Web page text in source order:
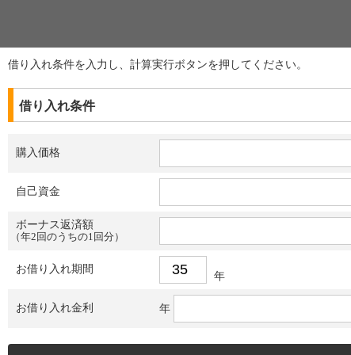
借り入れ条件を入力し、計算実行ボタンを押してください。
借り入れ条件
購入価格
自己資金
ボーナス返済額
（年2回のうちの1回分）
お借り入れ期間
年
お借り入れ金利 年